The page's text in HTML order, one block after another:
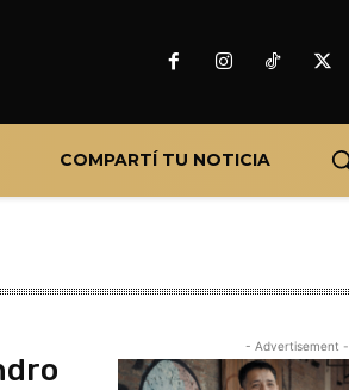
COMPARTÍ TU NOTICIA
- Advertisement -